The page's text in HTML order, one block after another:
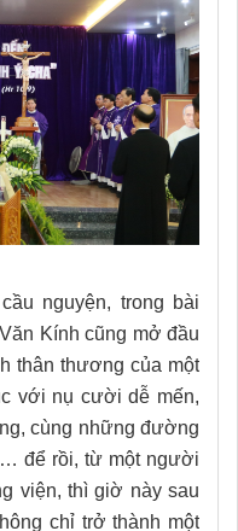
nguyện, trong bài
Kính cũng mở đầu
thân thương của một
với nụ cười dễ mến,
cùng những đường
để rồi, từ một người
viện, thì giờ này sau
chỉ trở thành một